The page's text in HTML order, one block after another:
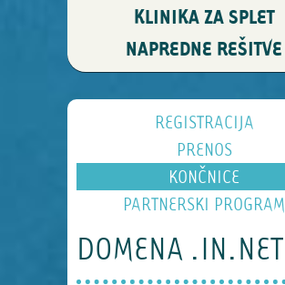
KLINIKA ZA SPLET
NAPREDNE REŠITVE
REGISTRACIJA
PRENOS
KONČNICE
PARTNERSKI PROGRAM
DOMENA .IN.NET